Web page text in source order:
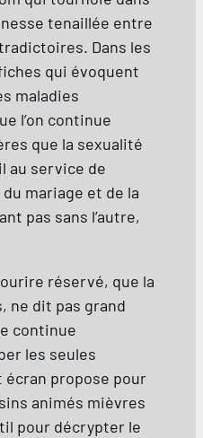
tenaillée entre
Dans les
qui évoquent
maladies
l’on continue
que la sexualité
au service de
mariage et de la
pas sans l’autre,
réservé, que la
ne dit pas grand
continue
les seules
propose pour
animés mièvres
pour décrypter le